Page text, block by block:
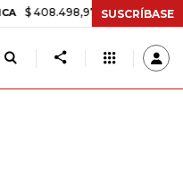
+$ 8.753,81 +2,19%
SUSCRÍBASE